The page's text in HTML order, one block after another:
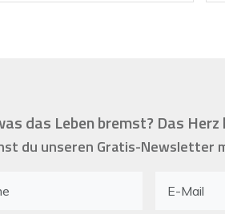
das Leben bremst? Das Herz
du unseren Gratis-Newsletter